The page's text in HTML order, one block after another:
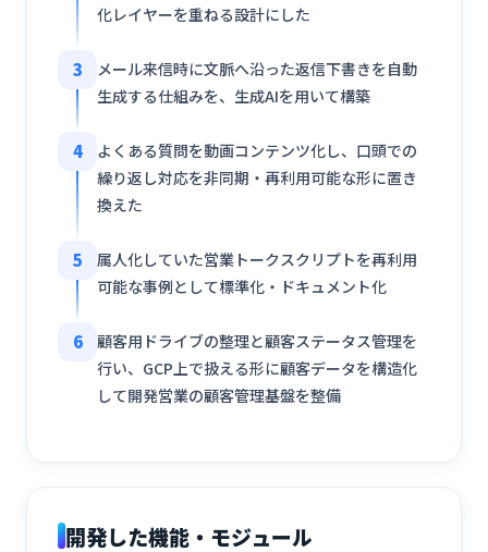
化レイヤーを重ねる設計にした
3
メール来信時に文脈へ沿った返信下書きを自動
生成する仕組みを、生成AIを用いて構築
4
よくある質問を動画コンテンツ化し、口頭での
繰り返し対応を非同期・再利用可能な形に置き
換えた
5
属人化していた営業トークスクリプトを再利用
可能な事例として標準化・ドキュメント化
6
顧客用ドライブの整理と顧客ステータス管理を
行い、GCP上で扱える形に顧客データを構造化
して開発営業の顧客管理基盤を整備
開発した機能・モジュール